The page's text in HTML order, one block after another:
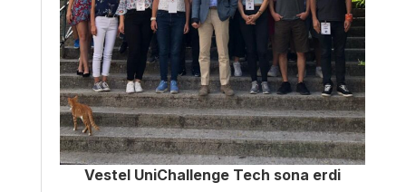
Vestel UniChallenge Tech sona erdi